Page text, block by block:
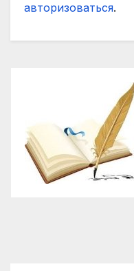
авторизоваться.